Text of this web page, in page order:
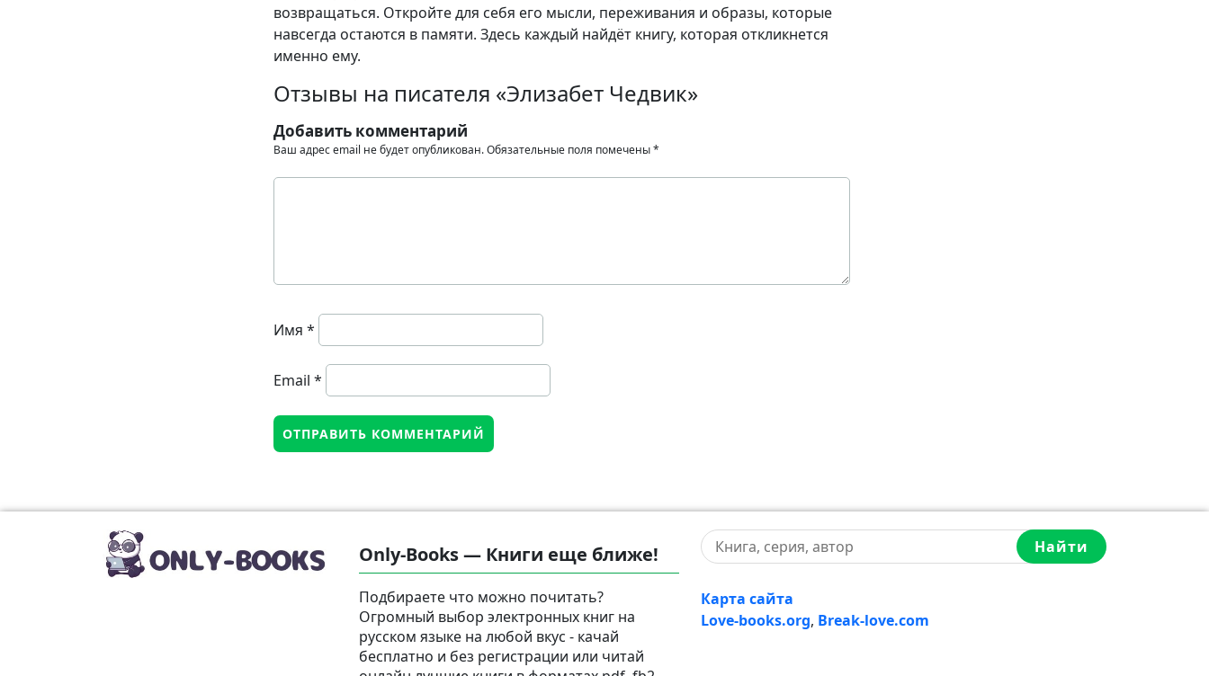
возвращаться. Откройте для себя его мысли, переживания и образы, которые
навсегда остаются в памяти. Здесь каждый найдёт книгу, которая откликнется
именно ему.
Отзывы на писателя «Элизабет Чедвик»
Добавить комментарий
Ваш адрес email не будет опубликован.Обязательные поля помечены*
Имя *
Email *
Only-Books — Книги еще ближе!
Подбираете что можно почитать?
Огромный выбор электронных книг на
русском языке на любой вкус - качай
бесплатно и без регистрации или читай
Найти
Карта сайта
Love-books.org, Break-love.com